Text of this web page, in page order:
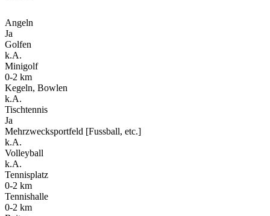
Angeln
Ja
Golfen
k.A.
Minigolf
0-2 km
Kegeln, Bowlen
k.A.
Tischtennis
Ja
Mehrzwecksportfeld [Fussball, etc.]
k.A.
Volleyball
k.A.
Tennisplatz
0-2 km
Tennishalle
0-2 km